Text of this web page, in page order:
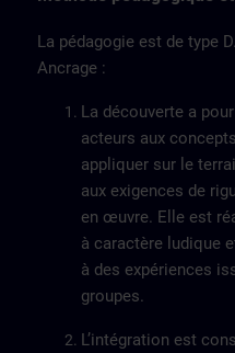
La pédagogie est de type
Ancrage :
La découverte a
acteurs aux
appliquer sur le
aux exigences de
en œuvre. Elle est
à caractère ludique
à des expériences
groupes.
L’intégration est